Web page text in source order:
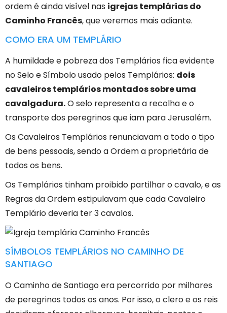
ordem é ainda visível nas igrejas templárias do
Caminho Francês, que veremos mais adiante.
COMO ERA UM TEMPLÁRIO
A humildade e pobreza dos Templários fica evidente
no Selo e Símbolo usado pelos Templários: dois
cavaleiros templários montados sobre uma
cavalgadura.O selo representa a recolha e o
transporte dos peregrinos que iam para Jerusalém.
Os Cavaleiros Templários renunciavam a todo o tipo
de bens pessoais, sendo a Ordem a proprietária de
todos os bens.
Os Templários tinham proibido partilhar o cavalo, e as
Regras da Ordem estipulavam que cada Cavaleiro
Templário deveria ter 3 cavalos.
SÍMBOLOS TEMPLÁRIOS NO CAMINHO DE
SANTIAGO
O Caminho de Santiago era percorrido por milhares
de peregrinos todos os anos. Por isso, o clero e os reis